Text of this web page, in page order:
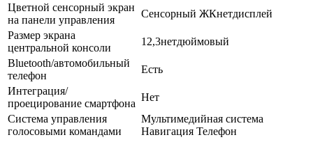
Цветной сенсорный экран
на панели управления
Сенсорный ЖКнетдисплей
Размер экрана
центральной консоли
12,3нетдюймовый
Bluetooth/автомобильный
телефон
Есть
Интеграция/
проецирование смартфона
Нет
Система управления
голосовыми командами
Мультимедийная система
Навигация Телефон